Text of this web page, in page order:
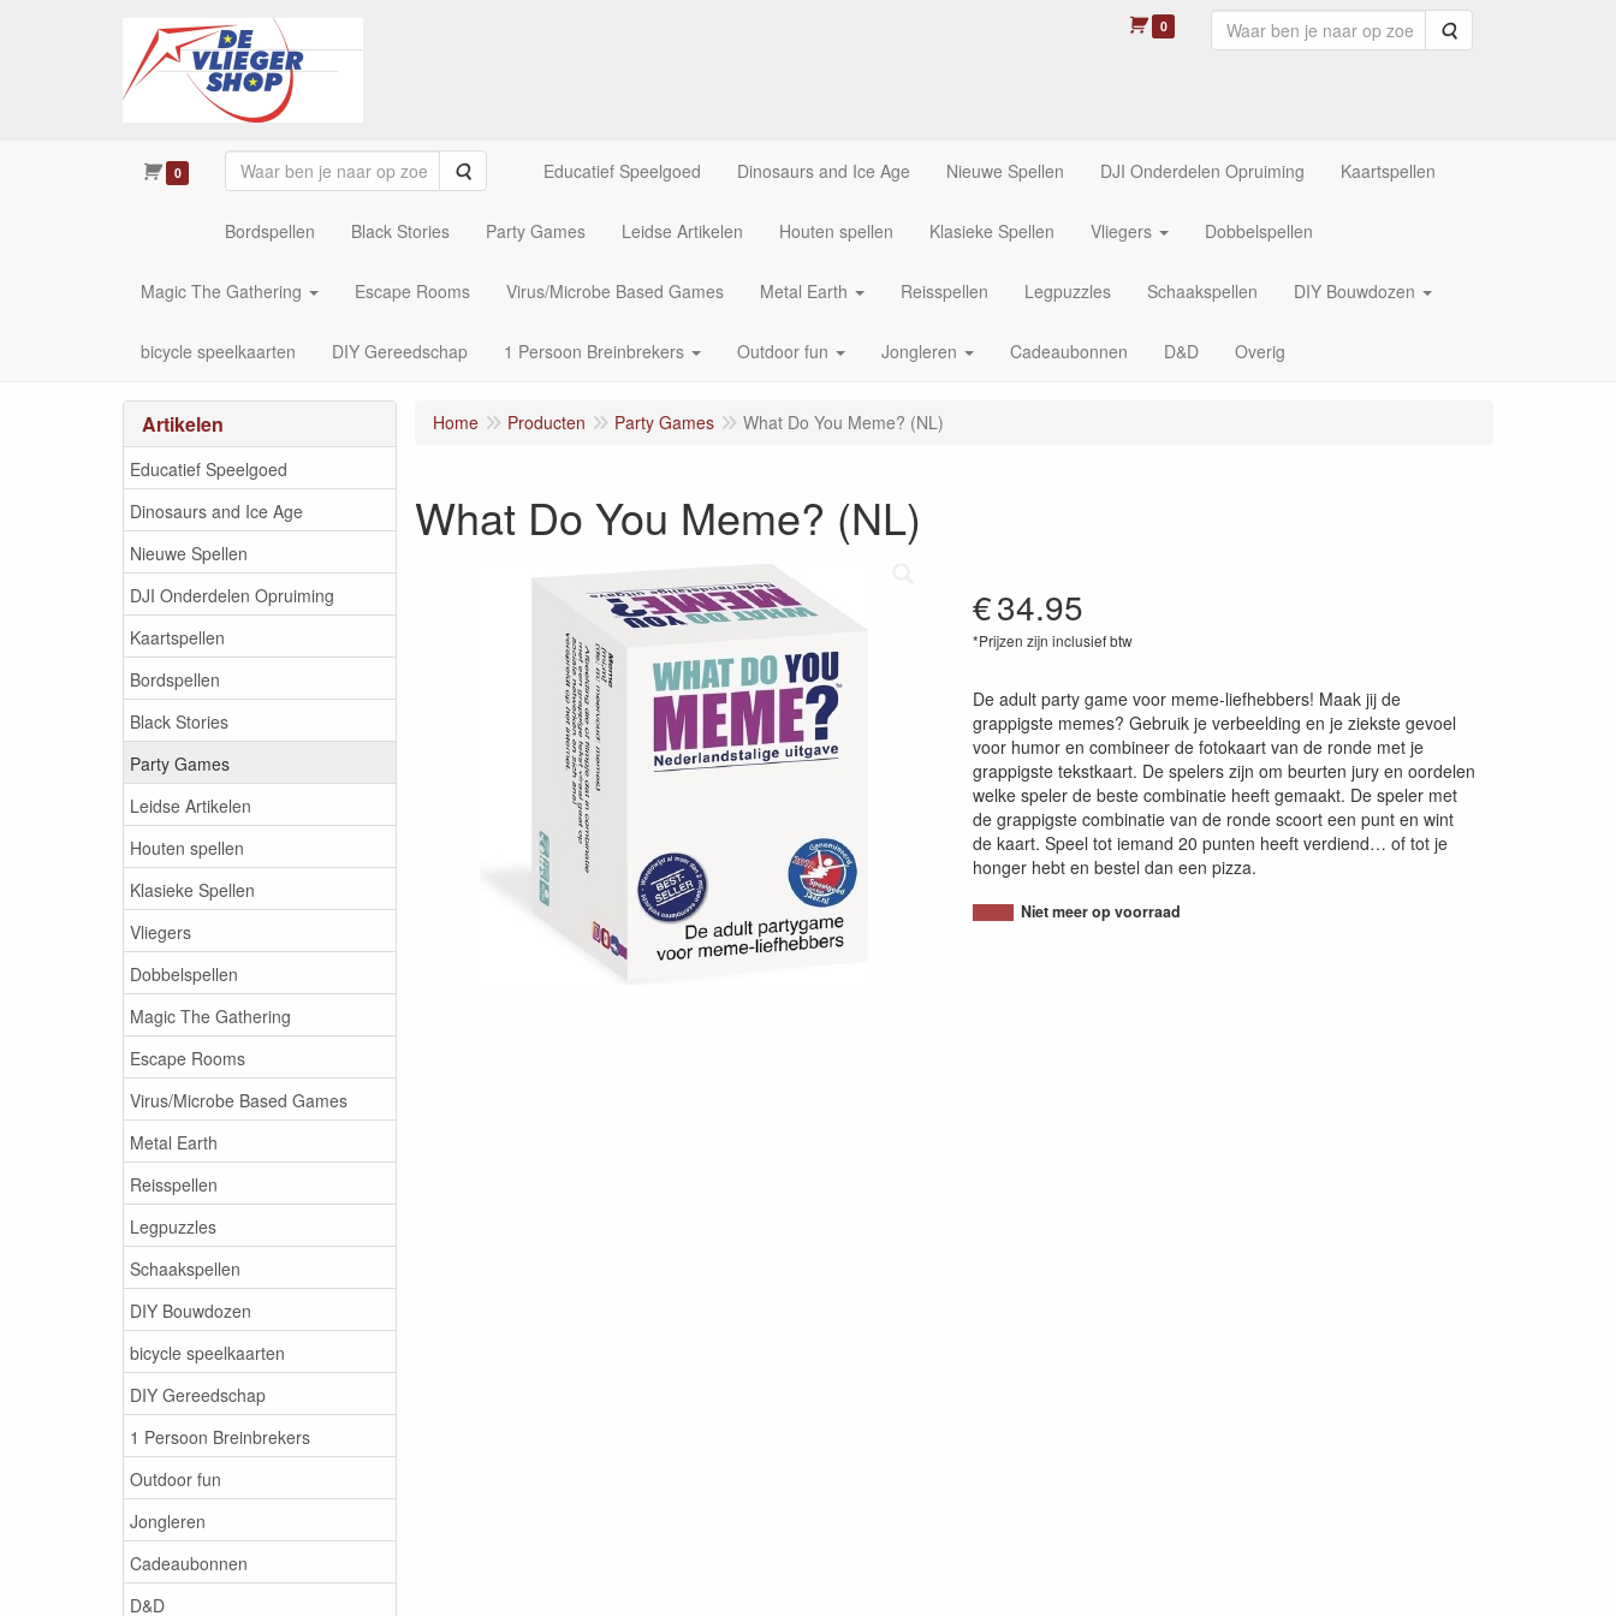
0 Zoeken
0 Zoeken Educatief Speelgoed Dinosaurs and Ice Age Nieuwe Spellen DJI Onderdelen Opruiming Kaartspellen
Bordspellen Black Stories Party Games Leidse Artikelen Houten spellen Klasieke Spellen Vliegers Dobbelspellen
Magic The Gathering Escape Rooms Virus/Microbe Based Games Metal Earth Reisspellen Legpuzzles Schaakspellen DIY Bouwdozen
bicycle speelkaarten DIY Gereedschap 1 Persoon Breinbrekers Outdoor fun Jongleren Cadeaubonnen D&D Overig
Artikelen
Educatief Speelgoed
Dinosaurs and Ice Age
Nieuwe Spellen
DJI Onderdelen Opruiming
Kaartspellen
Bordspellen
Black Stories
Party Games
Leidse Artikelen
Houten spellen
Klasieke Spellen
Vliegers
Dobbelspellen
Magic The Gathering
Escape Rooms
Virus/Microbe Based Games
Metal Earth
Reisspellen
Legpuzzles
Schaakspellen
DIY Bouwdozen
bicycle speelkaarten
DIY Gereedschap
1 Persoon Breinbrekers
Outdoor fun
Jongleren
Cadeaubonnen
D&D
Home Producten Party Games What Do You Meme? (NL)
What Do You Meme? (NL)
€34.95
*Prijzen zijn inclusief btw
De adult party game voor meme-liefhebbers! Maak jij de
grappigste memes? Gebruik je verbeelding en je ziekste gevoel
voor humor en combineer de fotokaart van de ronde met je
grappigste tekstkaart. De spelers zijn om beurten jury en oordelen
welke speler de beste combinatie heeft gemaakt. De speler met
de grappigste combinatie van de ronde scoort een punt en wint
de kaart. Speel tot iemand 20 punten heeft verdiend… of tot je
honger hebt en bestel dan een pizza.
Niet meer op voorraad